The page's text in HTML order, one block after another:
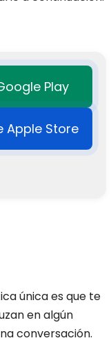
Play
Apple Store
única es que te
en algún
conversación.